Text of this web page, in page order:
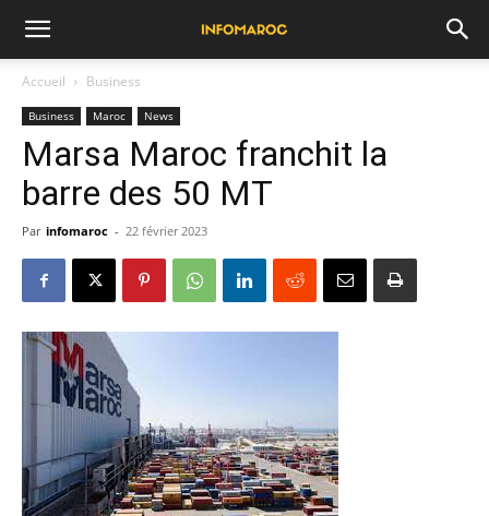
Accueil Business
Business Maroc News
Marsa Maroc franchit la
barre des 50 MT
Par infomaroc - 22 février 2023